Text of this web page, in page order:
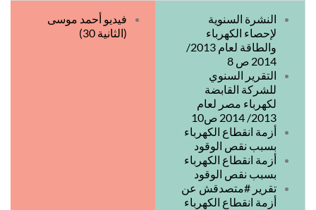
النشرة السنوية
لإحصاء الكهرباء
والطاقة لعام 2013/
2014 ص 8
التقرير السنوي
للشركة القابضة
لكهرباء مصر لعام
2013/ 2014 ص10
أزمة انقطاع الكهرباء
بسبب نقص الوقود
أزمة انقطاع الكهرباء
بسبب نقص الوقود
تقرير #متصدقش عن
أزمة انقطاع الكهرباء
فيديو أحمد موسى
(الثانية 30)